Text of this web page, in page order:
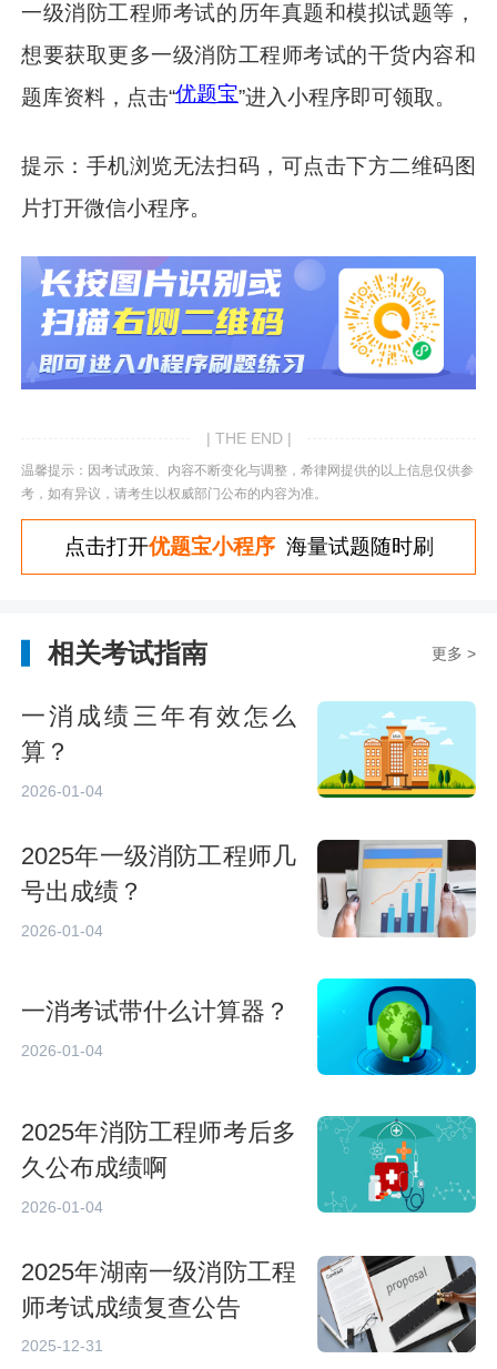
一级消防工程师考试的历年真题和模拟试题等，
想要获取更多一级消防工程师考试的干货内容和
题库资料，点击“优题宝”进入小程序即可领取。
提示：手机浏览无法扫码，可点击下方二维码图
片打开微信小程序。
| THE END |
温馨提示：因考试政策、内容不断变化与调整，希律网提供的以上信息仅供参
考，如有异议，请考生以权威部门公布的内容为准。
点击打开优题宝小程序海量试题随时刷
相关考试指南 更多 >
一消成绩三年有效怎么
算？
2026-01-04
2025年一级消防工程师几
号出成绩？
2026-01-04
一消考试带什么计算器？
2026-01-04
2025年消防工程师考后多
久公布成绩啊
2026-01-04
2025年湖南一级消防工程
师考试成绩复查公告
2025-12-31